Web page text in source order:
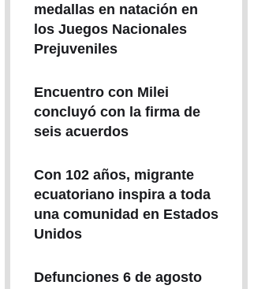
medallas en natación en
los Juegos Nacionales
Prejuveniles
Encuentro con Milei
concluyó con la firma de
seis acuerdos
Con 102 años, migrante
ecuatoriano inspira a toda
una comunidad en Estados
Unidos
Defunciones 6 de agosto